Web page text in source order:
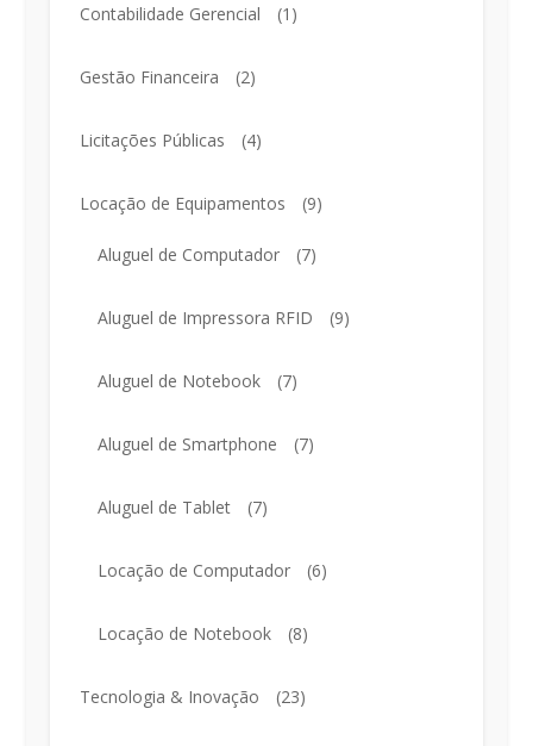
Contabilidade Gerencial (1)
Gestão Financeira (2)
Licitações Públicas (4)
Locação de Equipamentos (9)
Aluguel de Computador (7)
Aluguel de Impressora RFID (9)
Aluguel de Notebook (7)
Aluguel de Smartphone (7)
Aluguel de Tablet (7)
Locação de Computador (6)
Locação de Notebook (8)
Tecnologia & Inovação (23)